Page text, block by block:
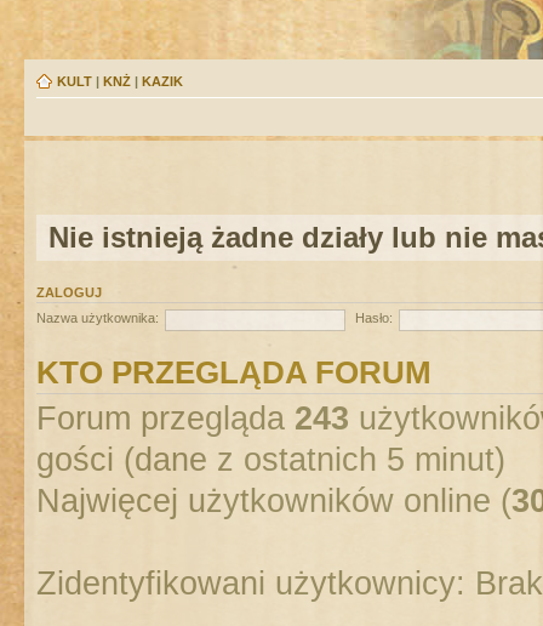
KULT | KNŻ | KAZIK
Nie istnieją żadne działy lub nie
ZALOGUJ
Nazwa użytkownika:
Hasło:
KTO PRZEGLĄDA FORUM
Forum przegląda 243
gości (dane z ostatnich 5 minut)
Najwięcej użytkowników online (
Zidentyfikowani użytkownicy: